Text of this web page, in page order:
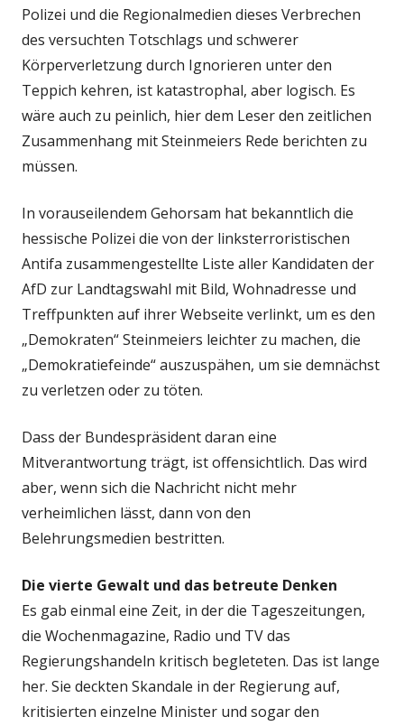
Polizei und die Regionalmedien dieses Verbrechen
des versuchten Totschlags und schwerer
Körperverletzung durch Ignorieren unter den
Teppich kehren, ist katastrophal, aber logisch. Es
wäre auch zu peinlich, hier dem Leser den zeitlichen
Zusammenhang mit Steinmeiers Rede berichten zu
müssen.
In vorauseilendem Gehorsam hat bekanntlich die
hessische Polizei die von der linksterroristischen
Antifa zusammengestellte Liste aller Kandidaten der
AfD zur Landtagswahl mit Bild, Wohnadresse und
Treffpunkten auf ihrer Webseite verlinkt, um es den
„Demokraten“ Steinmeiers leichter zu machen, die
„Demokratiefeinde“ auszuspähen, um sie demnächst
zu verletzen oder zu töten.
Dass der Bundespräsident daran eine
Mitverantwortung trägt, ist offensichtlich. Das wird
aber, wenn sich die Nachricht nicht mehr
verheimlichen lässt, dann von den
Belehrungsmedien bestritten.
Die vierte Gewalt und das betreute Denken
Es gab einmal eine Zeit, in der die Tageszeitungen,
die Wochenmagazine, Radio und TV das
Regierungshandeln kritisch begleteten. Das ist lange
her. Sie deckten Skandale in der Regierung auf,
kritisierten einzelne Minister und sogar den